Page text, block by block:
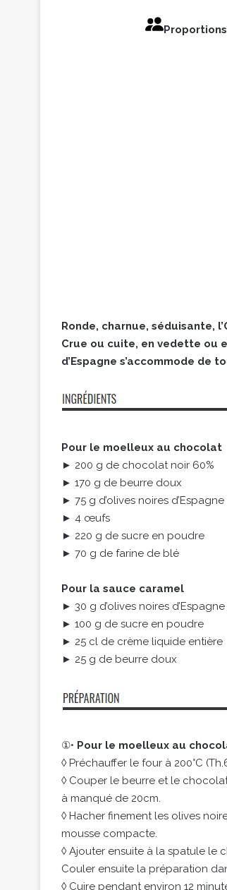
Ronde, charnue, séduisante,
Crue ou cuite, en vedette ou
d’Espagne s’accommode de
Pour le moelleux au chocolat
► 200 g de chocolat noir 60%
► 170 g de beurre doux
► 75 g d’olives noires
► 4 œufs
► 220 g de sucre en poudre
► 70 g de farine de blé
Pour la sauce caramel
► 30 g d’olives noires
► 100 g de sucre en poudre
► 25 cl de crème liquide entière
► 25 g de beurre doux
①• Pour le moelleux au
◊ Préchauffer le four à 200°C
◊ Couper le beurre et le
à manqué de 20cm.
◊ Hacher finement les olives
mousse compacte.
◊ Ajouter ensuite à la spatule le
Couler ensuite la préparation
◊ Cuire pendant environ 12